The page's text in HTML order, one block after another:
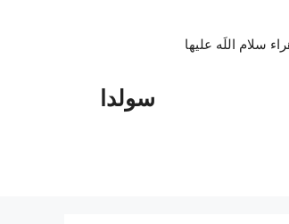
سولدا
اللَه علیها